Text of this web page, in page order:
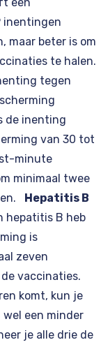
inentingen
maar beter is om
te halen.
tegen
de inenting
van 30 tot
minute
minimaal twee
Hepatitis B
hepatitis B heb
is
zeven
vaccinaties.
komt, kun je
een minder
je alle drie de